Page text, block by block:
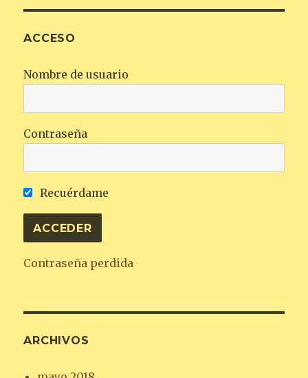
ACCESO
Nombre de usuario
Contraseña
Recuérdame
Contraseña perdida
ARCHIVOS